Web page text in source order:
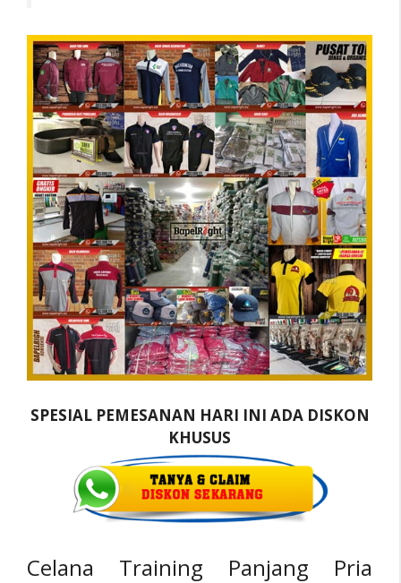
SPESIAL PEMESANAN HARI INI ADA DISKON
KHUSUS
Celana Training Panjang Pria